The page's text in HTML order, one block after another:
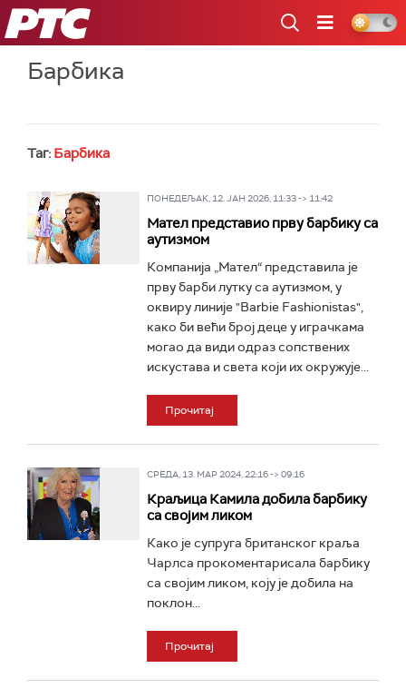
РТС
Барбика
Таг: Барбика
ПОНЕДЕЉАК, 12. ЈАН 2026, 11:33 -> 11:42
Мател представио прву барбику са
аутизмом
Компанија „Мател“ представила је
прву барби лутку са аутизмом, у
оквиру линије "Barbie Fashionistas",
како би већи број деце у играчкама
могао да види одраз сопствених
искустава и света који их окружује...
Прочитај
СРЕДА, 13. МАР 2024, 22:16 -> 09:16
Краљица Камила добила барбику
са својим ликом
Како је супруга британског краља
Чарлса прокоментарисала барбику
са својим ликом, коју је добила на
поклон...
Прочитај